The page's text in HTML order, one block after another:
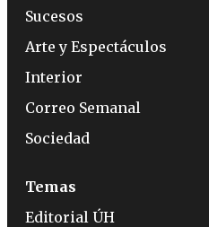
Sucesos
Arte y Espectáculos
Interior
Correo Semanal
Sociedad
Temas
Editorial ÚH